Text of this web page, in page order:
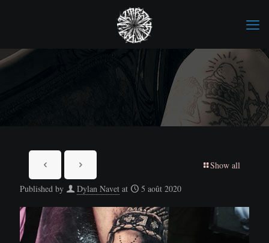
Show all
Published by Dylan Navet at 5 août 2020